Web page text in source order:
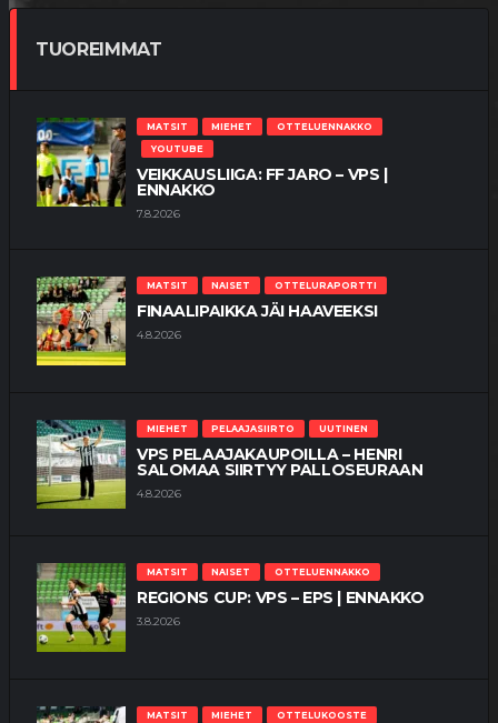
TUOREIMMAT
MATSIT MIEHET
OTTELUENNAKKO
YOUTUBE
VEIKKAUSLIIGA: FF JARO – VPS |
ENNAKKO
7.8.2026
MATSIT NAISET OTTELURAPORTTI
FINAALIPAIKKA JÄI HAAVEEKSI
4.8.2026
MIEHET PELAAJASIIRTO UUTINEN
VPS PELAAJAKAUPOILLA – HENRI
SALOMAA SIIRTYY PALLOSEURAAN
4.8.2026
MATSIT NAISET OTTELUENNAKKO
REGIONS CUP: VPS – EPS | ENNAKKO
3.8.2026
MATSIT MIEHET
OTTELUKOOSTE